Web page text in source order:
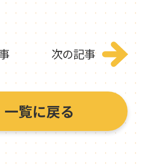
一覧に戻る
次の記事